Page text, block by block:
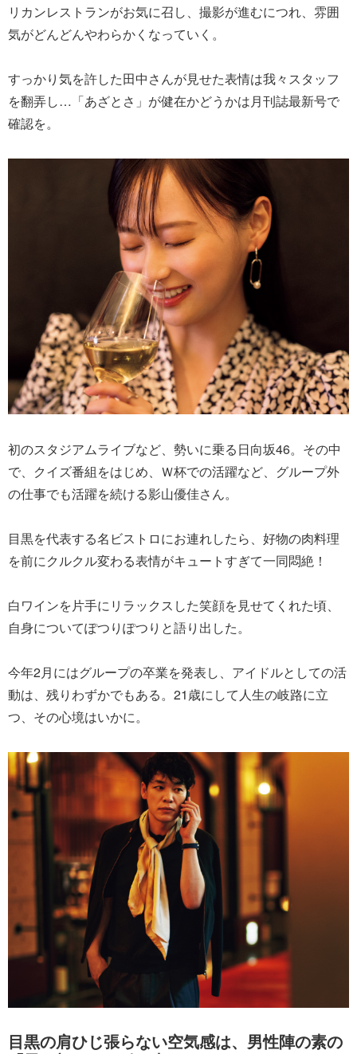
リカンレストランがお気に召し、撮影が進むにつれ、雰囲
気がどんどんやわらかくなっていく。
すっかり気を許した田中さんが見せた表情は我々スタッフ
を翻弄し…「あざとさ」が健在かどうかは月刊誌最新号で
確認を。
初のスタジアムライブなど、勢いに乗る日向坂46。その中
で、クイズ番組をはじめ、Ｗ杯での活躍など、グループ外
の仕事でも活躍を続ける影山優佳さん。
目黒を代表する名ビストロにお連れしたら、好物の肉料理
を前にクルクル変わる表情がキュートすぎて一同悶絶！
白ワインを片手にリラックスした笑顔を見せてくれた頃、
自身についてぽつりぽつりと語り出した。
今年2月にはグループの卒業を発表し、アイドルとしての活
動は、残りわずかでもある。21歳にして人生の岐路に立
つ、その心境はいかに。
目黒の肩ひじ張らない空気感は、男性陣の素の